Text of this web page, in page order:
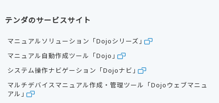
テンダのサービスサイト
マニュアルソリューション「Dojoシリーズ」
マニュアル自動作成ツール「Dojo」
システム操作ナビゲーション「Dojoナビ」
マルチデバイスマニュアル作成・管理ツール「Dojoウェブマニュ
アル」